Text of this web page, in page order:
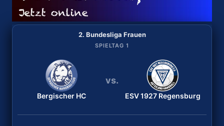
2. Bundesliga Frauen
SPIELTAG 1
Bergischer HC
vs.
ESV 1927 Regensburg
2. Bundesliga Frauen
SPIELTAG 2
ESV 1927 Regensburg
vs.
TuS Lintfort